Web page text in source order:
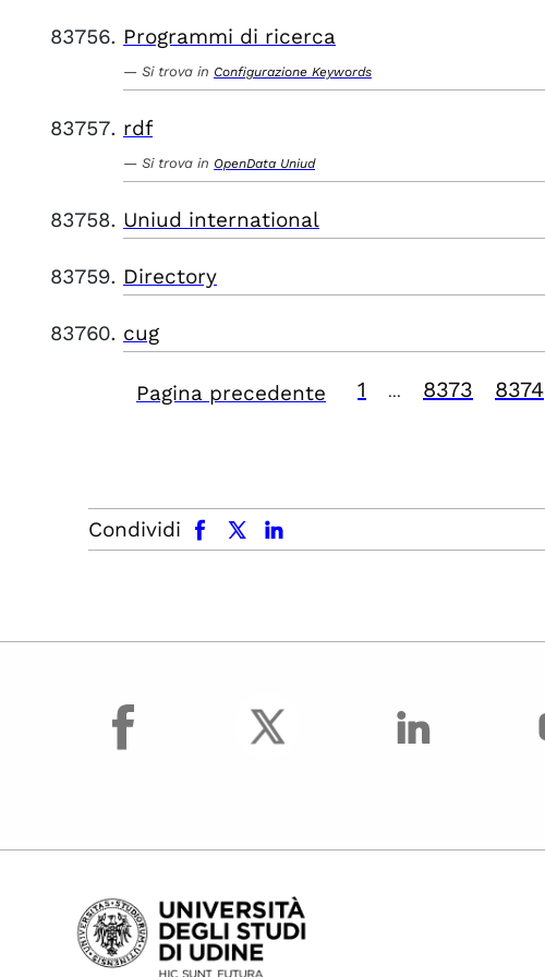
Programmi di ricerca
Si trova in Configurazione Keywords
rdf
Si trova in OpenData Uniud
Uniud international
Directory
cug
Pagina precedente 1 8373 8374
Condividi
facebook x.com linkedin
facebook